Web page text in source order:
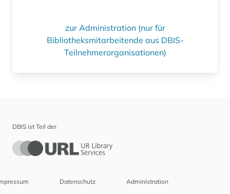
zur Administration (nur für
Bibliotheksmitarbeitende aus DBIS-
Teilnehmerorganisationen)
DBIS ist Teil der
Datenschutz Administration